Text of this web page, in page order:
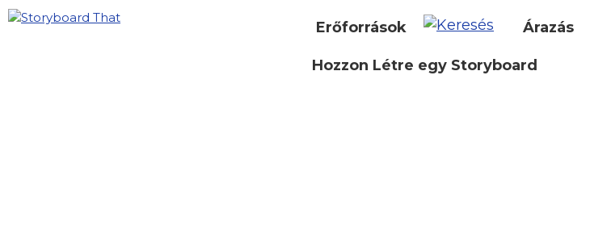
Erőforrások Árazás
Hozzon Létre egy Storyboard